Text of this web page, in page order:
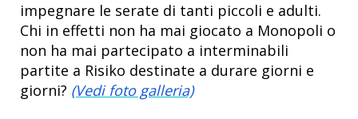
impegnare le serate di tanti piccoli e adulti.
Chi in effetti non ha mai giocato a Monopoli o
non ha mai partecipato a interminabili
partite a Risiko destinate a durare giorni e
giorni? (Vedi foto galleria)